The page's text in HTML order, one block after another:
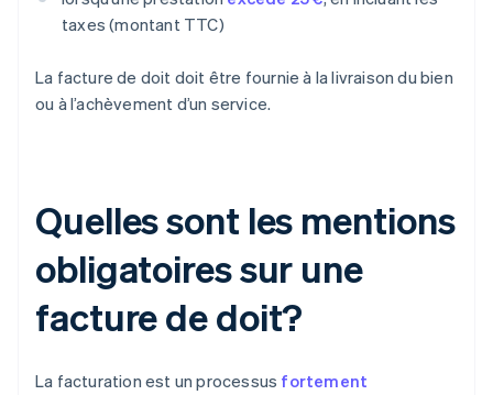
taxes (montant TTC)
La facture de doit doit être fournie à la livraison du bien
ou à l’achèvement d’un service.
Quelles sont les mentions
obligatoires sur une
facture de doit?
La facturation est un processus fortement